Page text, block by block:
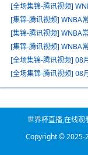
[全场集锦-腾讯视频]
[集锦-腾讯视频] WNBA
[集锦-腾讯视频] WNBA
[集锦-腾讯视频] WNBA
[全场集锦-腾讯视频] 08
翼
[全场集锦-腾讯视频] 08
天空
世界杯直播,在线观
Copyright © 2025-